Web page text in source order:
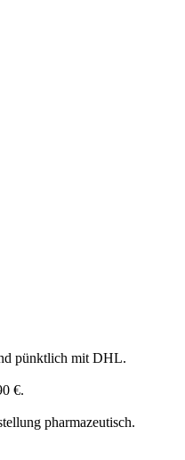
pünktlich mit DHL.
€.
pharmazeutisch.